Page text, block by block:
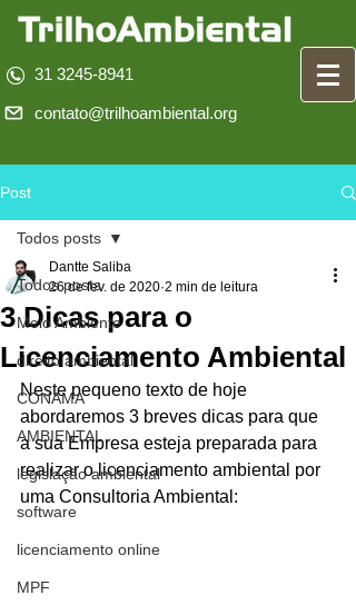
31 3245-8941
contato@trilhoambiental.org
Post
Todos posts
Meio Ambiente
direito ambiental
CONAMA
AMBIENTAL
legislação ambiental
software
licenciamento online
MPF
Todos posts
3 Dicas para o
Licenciamento Ambiental
Dantte Saliba
26 de fev. de 2020 2 min de leitura
Neste pequeno texto de hoje
abordaremos 3 breves dicas para que
a sua Empresa esteja preparada para
realizar o licenciamento ambiental por
uma Consultoria Ambiental: